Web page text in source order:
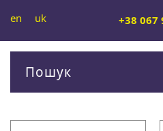
en uk +38 067
Пошук